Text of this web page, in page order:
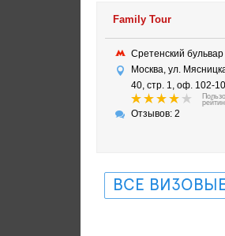
Family Tour
Сретенский
Москва, ул.
40, стр. 1, оф. 102-
Отзывов: 2
ВСЕ